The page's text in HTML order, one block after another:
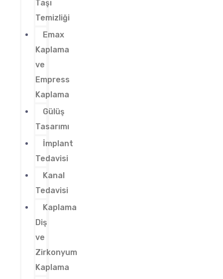
Taşı
Temizliği
Emax
Kaplama
ve
Empress
Kaplama
Gülüş
Tasarımı
İmplant
Tedavisi
Kanal
Tedavisi
Kaplama
Diş
ve
Zirkonyum
Kaplama